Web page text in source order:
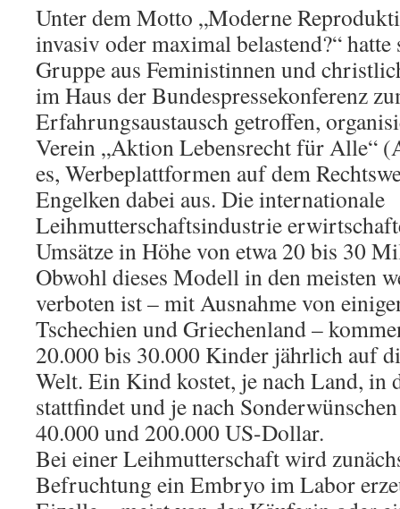
Unter dem Motto „Moderne
invasiv oder maximal belastend?“ hatte
Gruppe aus Feministinnen und
im Haus der Bundespressekonferenz
Erfahrungsaustausch getroffen,
Verein „Aktion Lebensrecht für Alle“
es, Werbeplattformen auf dem
Engelken dabei aus. Die internationale
Leihmutterschaftsindustrie
Umsätze in Höhe von etwa 20 bis 30
Obwohl dieses Modell in den meisten
verboten ist – mit Ausnahme von
Tschechien und Griechenland –
20.000 bis 30.000 Kinder jährlich auf
Welt. Ein Kind kostet, je nach Land, in
stattfindet und je nach
40.000 und 200.000 US-Dollar.
Bei einer Leihmutterschaft wird
Befruchtung ein Embryo im Labor